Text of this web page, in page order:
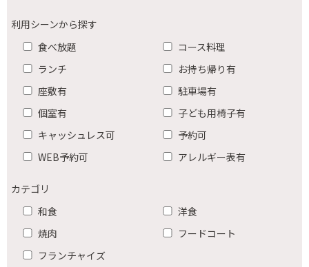
利用シーンから探す
食べ放題
コース料理
ランチ
お持ち帰り有
座敷有
駐車場有
個室有
子ども用椅子有
キャッシュレス可
予約可
WEB予約可
アレルギー表有
カテゴリ
和食
洋食
焼肉
フードコート
フランチャイズ